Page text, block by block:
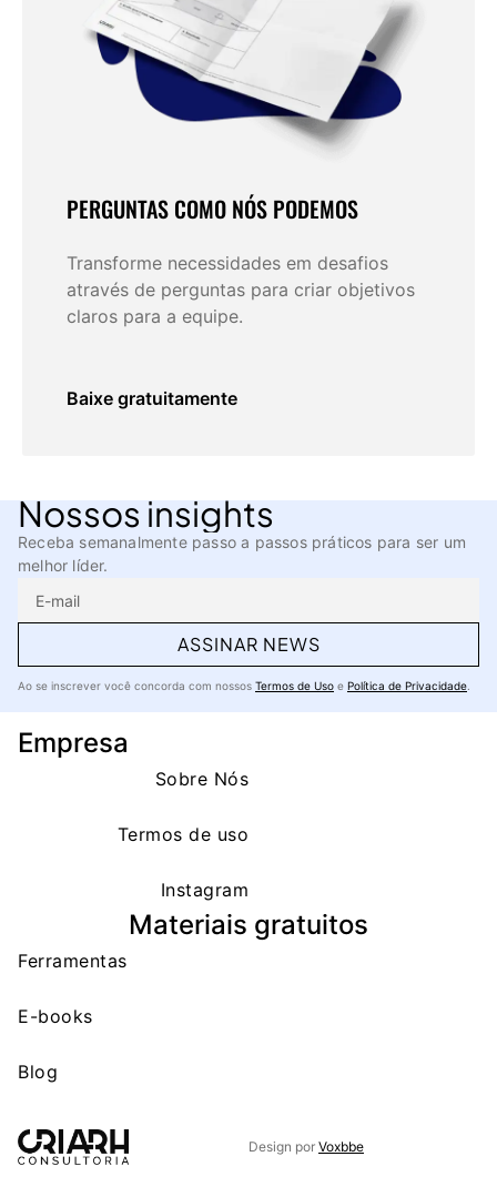
PERGUNTAS COMO NÓS PODEMOS
Transforme necessidades em desafios
através de perguntas para criar objetivos
claros para a equipe.
Baixe gratuitamente
Nossos insights
Receba semanalmente passo a passos práticos para ser um
melhor líder.
ASSINAR NEWS
Ao se inscrever você concorda com nossos Termos de Uso e Política de Privacidade
Materiais gratuitos
Ferramentas
E-books
Blog
Empresa
Sobre Nós
Termos de uso
Instagram
Design por Voxbbe